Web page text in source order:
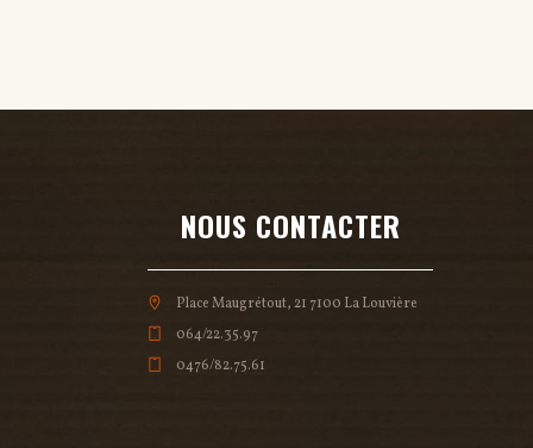
NOUS CONTACTER
Place Maugrétout, 21 7100 La Louvière
064/22.35.97
0476/82.75.61